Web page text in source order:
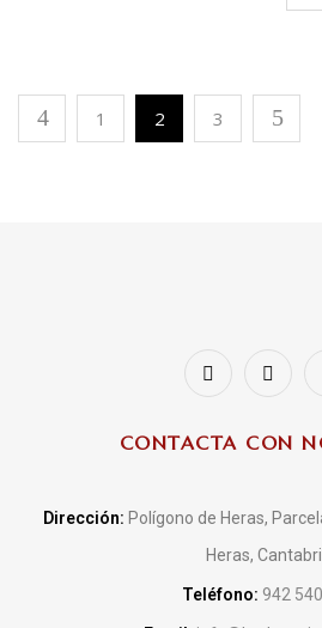
1 2 3
CONTACTA CON
Dirección: Polígono de Heras,
Heras,
Teléfono: 942